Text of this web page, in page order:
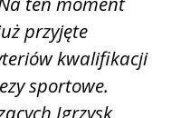
przyjęte
kwalifikacji
sportowe.
Igrzysk